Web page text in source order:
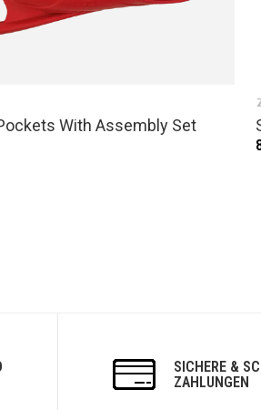
With Assembly Set
SICHERE &
ZAHLUNGEN